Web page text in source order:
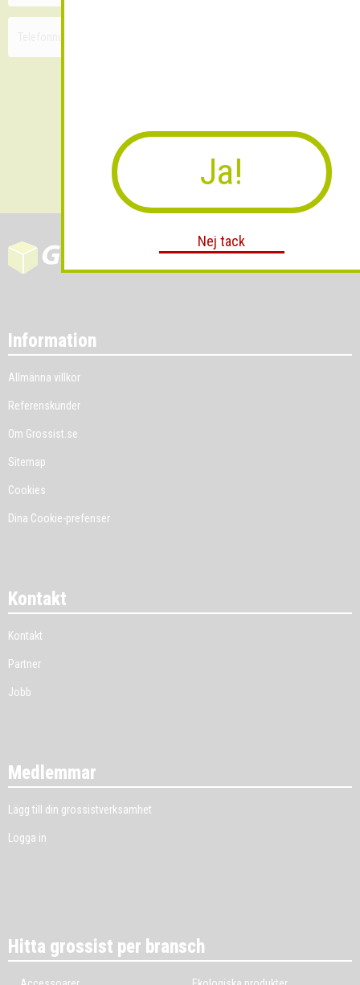
Skicka
Information
Allmänna villkor
Referenskunder
Om Grossist.se
Sitemap
Cookies
Dina Cookie-prefenser
Kontakt
Kontakt
Partner
Jobb
Medlemmar
Lägg till din grossistverksamhet
Logga in
Hitta grossist per bransch
Ja!
Nej tack